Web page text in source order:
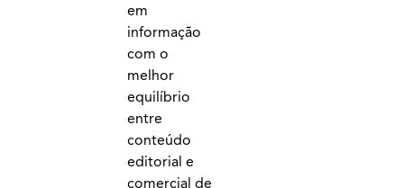
em
informação
com o
melhor
equilíbrio
entre
conteúdo
editorial e
comercial de